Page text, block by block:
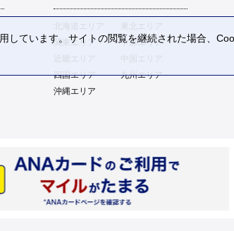
関東エリア
中部エリア
四国エリア
九州エリア
沖縄エリア
ています。サイトの閲覧を継続された場合、